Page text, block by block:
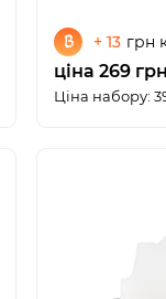
+ 13 грн
ціна 269
Ціна набору: